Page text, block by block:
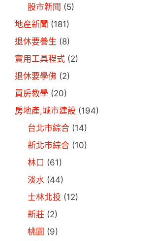
股市新聞 (5)
地產新聞 (181)
退休要養生 (8)
實用工具程式 (2)
退休要學佛 (2)
買房教學 (20)
房地產,城市建設 (194)
台北市綜合(14)
新北市綜合(10)
林口 (61)
淡水(44)
士林北投 (12)
新莊(2)
桃園 (9)